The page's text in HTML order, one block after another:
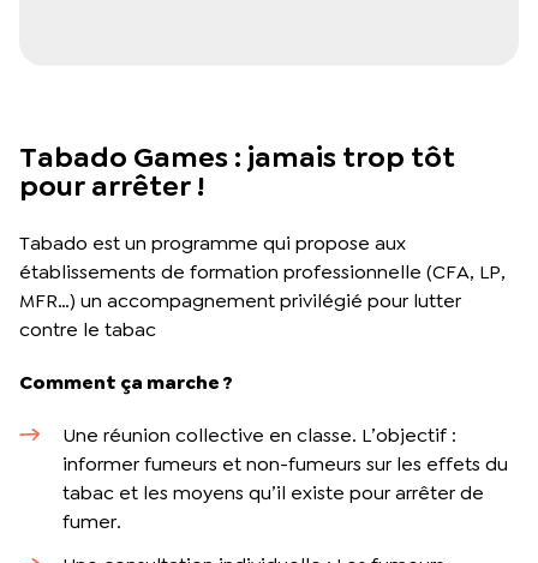
Tabado Games : jamais trop tôt
pour arrêter !
Tabado est un programme qui propose aux
établissements de formation professionnelle (CFA, LP,
MFR…) un accompagnement privilégié pour lutter
contre le tabac
Comment ça marche ?
Une réunion collective en classe. L’objectif :
informer fumeurs et non-fumeurs sur les effets du
tabac et les moyens qu’il existe pour arrêter de
fumer.